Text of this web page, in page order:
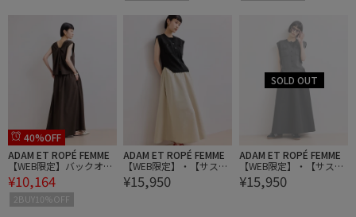
40%OFF
ADAM ET ROPÉ FEMME
【WEB限定】バックオー
プンマキシワンピース
¥10,164
2BUY10%OFF
ADAM ET ROPÉ FEMME
【WEB限定】・【サステ
ナブル】カーブヘムコン
ビワンピース
¥15,950
ADAM ET ROPÉ FEMME
【WEB限定】・【サステ
ナブル】カーブヘムコン
ビワンピース
¥15,950